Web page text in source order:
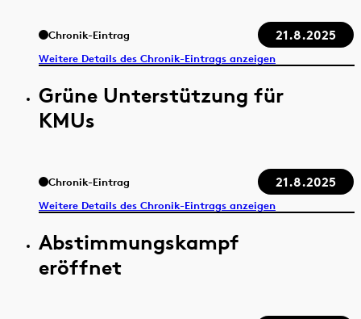
Chronik-Eintrag 21.8.2025
Weitere Details des Chronik-Eintrags anzeigen
Grüne Unterstützung für
KMUs
Chronik-Eintrag 21.8.2025
Weitere Details des Chronik-Eintrags anzeigen
Abstimmungskampf
eröffnet